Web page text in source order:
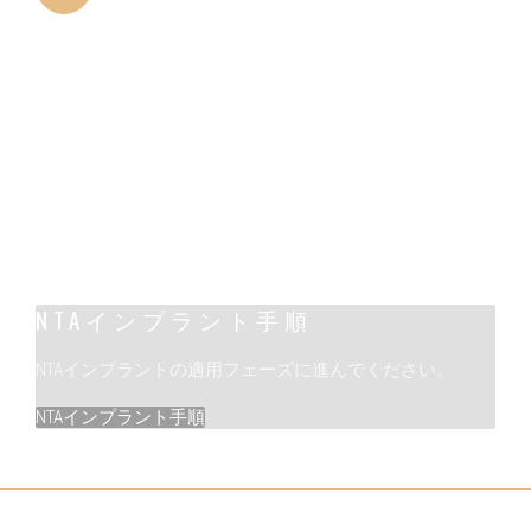
NTAインプラント手順
NTAインプラントの適用フェーズに進んでください。
NTAインプラント手順